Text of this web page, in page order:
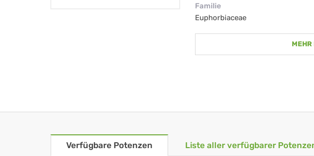
Familie
Euphorbiaceae
MEHR
Verfügbare Potenzen Liste aller verfügbarer